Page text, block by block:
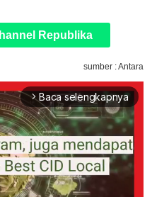
Republika
sumber : Antara
arrow_forward_ios Baca selengkapnya